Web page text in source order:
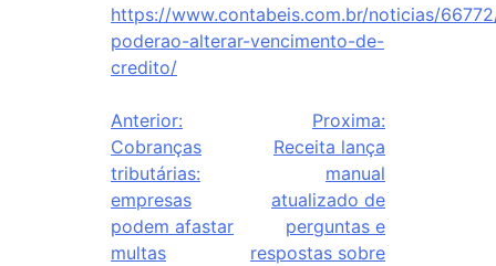
https://www.contabeis.com.br/noticias/
poderao-alterar-vencimento-de-
credito/
Anterior:
Cobranças
tributárias:
empresas
podem afastar
multas
Proxima:
Receita lança
manual
atualizado de
perguntas e
respostas sobre